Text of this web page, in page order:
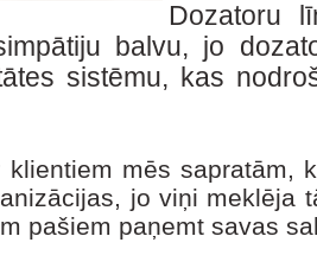
Dozatoru
balvu, jo
sistēmu, kas
klientiem mēs sapratām,
jo viņi meklēja
pašiem paņemt savas